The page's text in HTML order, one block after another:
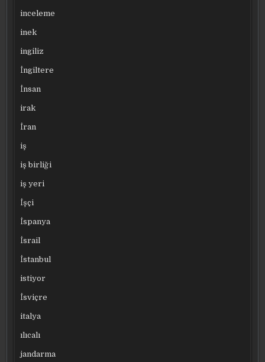
inceleme
inek
ingiliz
İngiltere
İnsan
irak
İran
iş
iş birliği
iş yeri
İşçi
İspanya
İsrail
İstanbul
istiyor
İsviçre
italya
ılıcalı
jandarma